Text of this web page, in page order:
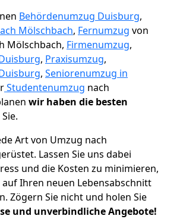
Behördenumzug Duisburg,
Mölschbach, Fernumzug von
Mölschbach, Firmenumzug,
, Praxisumzug,
, Seniorenumzug in
Studentenumzug nach
wir haben die besten
Art von Umzug nach
Lassen Sie uns dabei
und die Kosten zu minimieren,
auf Ihren neuen Lebensabschnitt
Zögern Sie nicht und holen Sie
und unverbindliche Angebote!